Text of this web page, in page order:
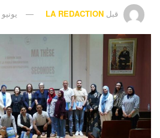
قبل LA REDACTION يونيو 17, 2025